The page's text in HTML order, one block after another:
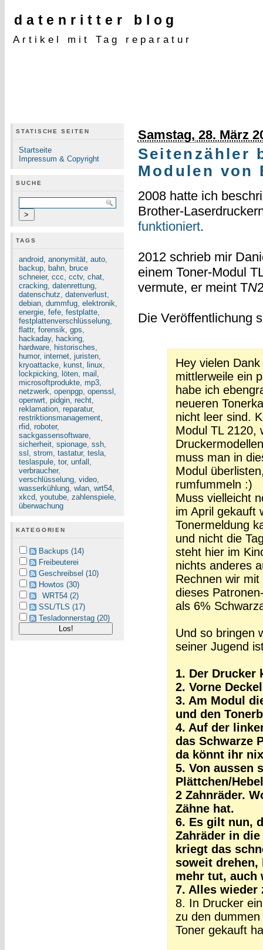
datenritter blog
Artikel mit Tag reparatur
STATISCHE SEITEN
Startseite
Impressum & Copyright
SUCHE
TAGS
android, anonymität, auto,
backup, bahn, bruce
schneier, ccc, cctv, chat,
cracking, datenrettung,
datenschutz, datenverlust,
debian, dummfug, elektronik,
energie, fefe, festplatte,
festplattenverschlüsselung,
flattr, forensik, gps,
hackaday, hacking,
hardware, historisches,
humor, internet, juristen,
kryoattacke, kunst, linux,
lockpicking, löten, mail ,
microsoftprodukte, mp3,
netzwerk, openpgp, openssl ,
openwrt, pidgin, recht,
reklamation, reparatur,
restriktionsmanagement,
rfid, roboter,
sackgassensoftware,
sicherheit, spionage, ssh,
ssl , strom, tastatur, tesla,
teslaspule, tor, unfall ,
verbraucher,
verschlüsselung, video,
wasserkühlung, wlan, wrt54,
xkcd, youtube, zahlenspiele,
überwachung
KATEGORIEN
Backups (14)
Freibeuterei
Geschreibsel (10)
Howtos (30)
WRT54 (2)
SSL/TLS (17)
Tesladonnerstag (20)
Samstag, 28. März
Seitenzähler
Modulen von
2008 hatte ich
Brother-
funktioniert.
2012 schrieb mir
einem Toner-Modul
vermute, er meint TN
Die Veröffentlichung
Hey vielen
mittlerweile ein
habe ich
neueren
nicht leer sind.
Modul TL 2120,
muss man in
Modul
rumfummeln :)
Muss vielleicht
im April gekauft
Tonermeldung
und nicht die
steht hier im
nichts anderes
Rechnen wir
dieses
als 6%
Und so bringen
seiner Jugend
1. Der Drucker
2. Vorne
3. Am Modul
und den
4. Auf der
das Schwarze
da könnt ihr
5. Von aussen
Plättchen/
2 Zahnräder.
Zähne hat.
6. Es gilt nun,
Zahräder in
kriegt das
soweit drehen,
mehr tut, auch
7. Alles wieder
8. In Drucker
zu den
Toner gekauft